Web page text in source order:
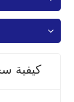
كيفية